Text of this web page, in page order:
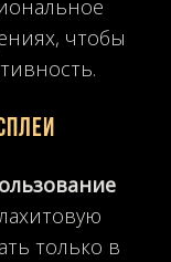
чтобы
только в